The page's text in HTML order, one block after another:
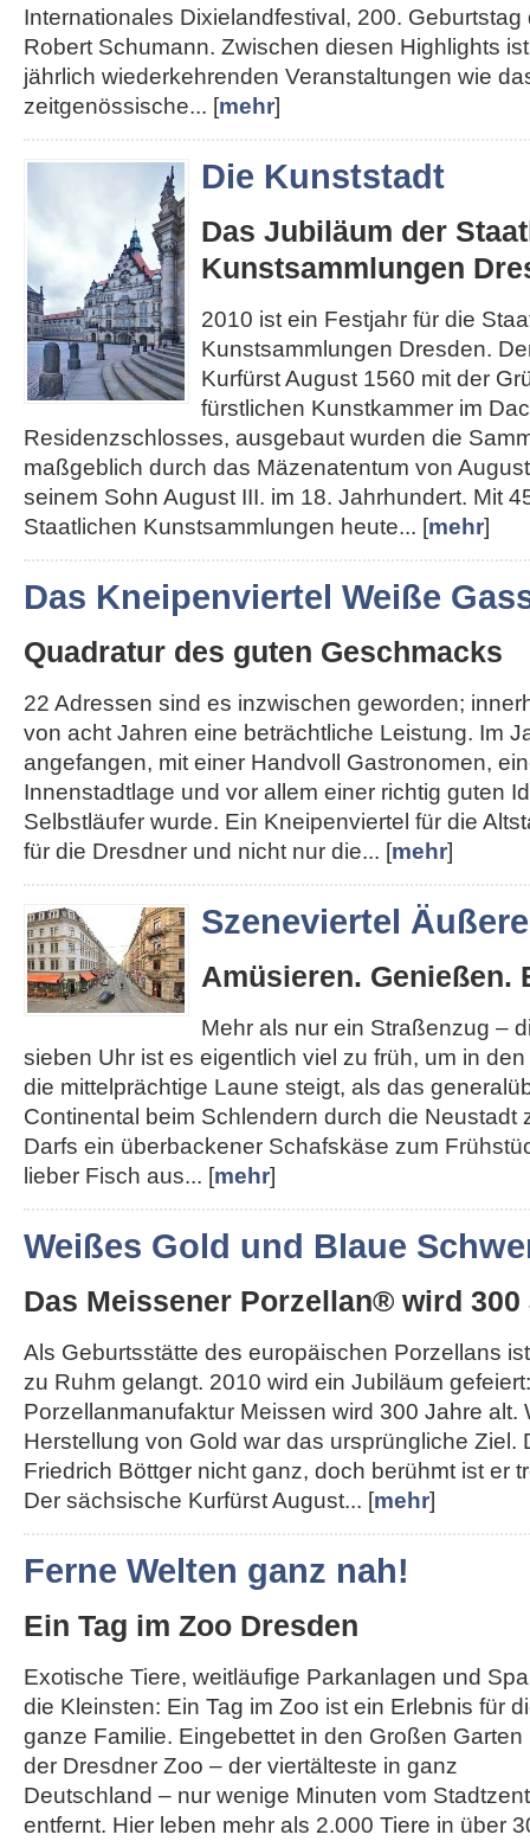
Internationales Dixielandfestival, 200.
Robert Schumann. Zwischen diesen Highlights
jährlich wiederkehrenden Veranstaltungen wie
zeitgenössische... [mehr]
Die Kunststadt
Das Jubiläum der
Kunstsammlungen
2010 ist ein Festjahr für die
Kunstsammlungen Dresden.
Kurfürst August 1560 mit der
fürstlichen Kunstkammer im
Residenzschlosses, ausgebaut wurden die
maßgeblich durch das Mäzenatentum von
seinem Sohn August III. im 18. Jahrhundert. Mit
Staatlichen Kunstsammlungen heute... [mehr]
Das Kneipenviertel Weiße
Quadratur des guten Geschmacks
22 Adressen sind es inzwischen geworden;
von acht Jahren eine beträchtliche Leistung. Im
angefangen, mit einer Handvoll Gastronomen,
Innenstadtlage und vor allem einer richtig guten
Selbstläufer wurde. Ein Kneipenviertel für die
für die Dresdner und nicht nur die... [mehr]
Szeneviertel
Amüsieren. Genießen.
Mehr als nur ein Straßenzug –
sieben Uhr ist es eigentlich viel zu früh, um in
die mittelprächtige Laune steigt, als das
Continental beim Schlendern durch die Neustadt
Darfs ein überbackener Schafskäse zum
lieber Fisch aus... [mehr]
Weißes Gold und Blaue
Das Meissener Porzellan® wird 300
Als Geburtsstätte des europäischen Porzellans
zu Ruhm gelangt. 2010 wird ein Jubiläum
Porzellanmanufaktur Meissen wird 300 Jahre
Herstellung von Gold war das ursprüngliche Ziel.
Friedrich Böttger nicht ganz, doch berühmt ist er
Der sächsische Kurfürst August... [mehr]
Ferne Welten ganz nah!
Ein Tag im Zoo Dresden
Exotische Tiere, weitläufige Parkanlagen und
die Kleinsten: Ein Tag im Zoo ist ein Erlebnis für
ganze Familie. Eingebettet in den Großen Garten
der Dresdner Zoo – der viertälteste in ganz
Deutschland – nur wenige Minuten vom
entfernt. Hier leben mehr als 2.000 Tiere in über